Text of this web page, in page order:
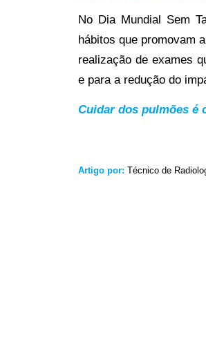
No Dia Mundial Sem
hábitos que promovam
realização de exames
e para a redução do
Cuidar dos pulmões é
Artigo por: Técnico de